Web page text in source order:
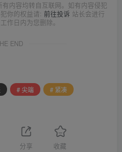
内容均转自互联网。如有内容侵犯
你的权益请: 前往投诉 站长会进行
作日内为您删除。
END
# 尖端 # 紧凑
分享 收藏